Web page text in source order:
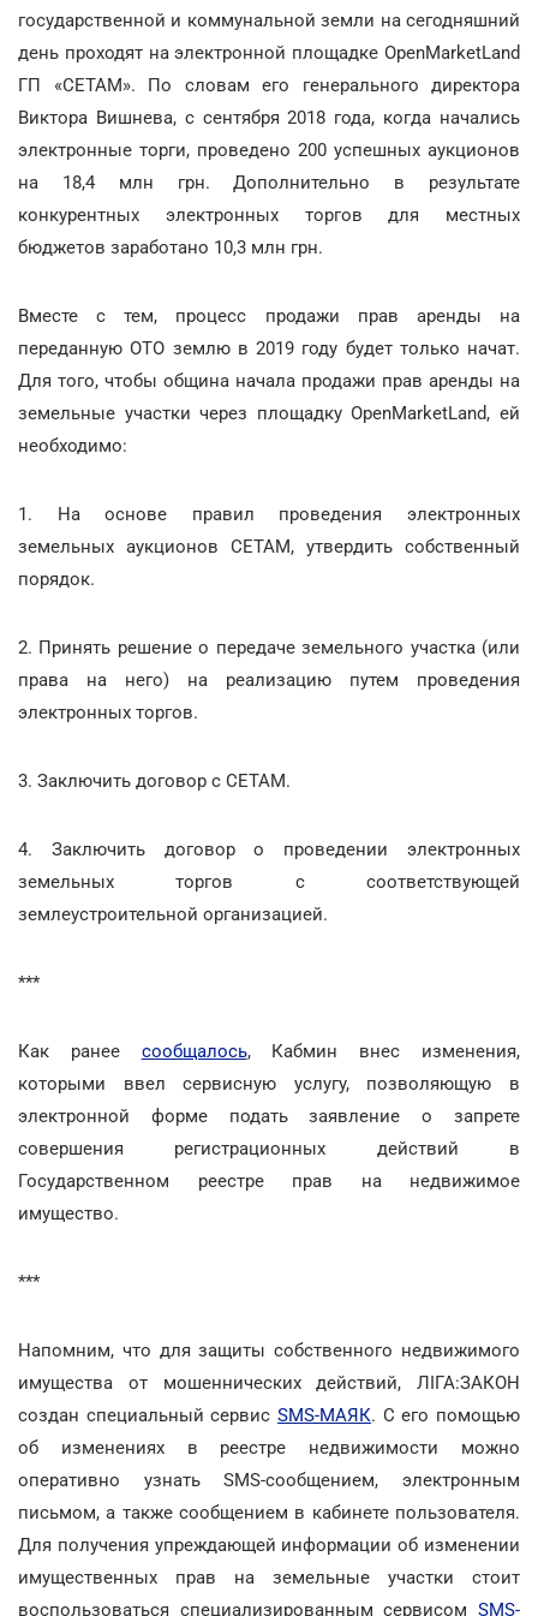
государственной и коммунальной земли на сегодняшний
день проходят на электронной площадке OpenMarketLand
ГП «СЕТАМ». По словам его генерального директора
Виктора Вишнева, с сентября 2018 года, когда начались
электронные торги, проведено 200 успешных аукционов
на 18,4 млн грн. Дополнительно в результате
конкурентных электронных торгов для местных
бюджетов заработано 10,3 млн грн.
Вместе с тем, процесс продажи прав аренды на
переданную ОТО землю в 2019 году будет только начат.
Для того, чтобы община начала продажи прав аренды на
земельные участки через площадку OpenMarketLand, ей
необходимо:
1. На основе правил проведения электронных
земельных аукционов СЕТАМ, утвердить собственный
порядок.
2. Принять решение о передаче земельного участка (или
права на него) на реализацию путем проведения
электронных торгов.
3. Заключить договор с СЕТАМ.
4. Заключить договор о проведении электронных
земельных торгов с соответствующей
землеустроительной организацией.
***
Как ранее сообщалось, Кабмин внес изменения,
которыми ввел сервисную услугу, позволяющую в
электронной форме подать заявление о запрете
совершения регистрационных действий в
Государственном реестре прав на недвижимое
имущество.
***
Напомним, что для защиты собственного недвижимого
имущества от мошеннических действий, ЛІГА:ЗАКОН
создан специальный сервис SMS-МАЯК. С его помощью
об изменениях в реестре недвижимости можно
оперативно узнать SMS-сообщением, электронным
письмом, а также сообщением в кабинете пользователя.
Для получения упреждающей информации об изменении
имущественных прав на земельные участки стоит
воспользоваться специализированным сервисом SMS-